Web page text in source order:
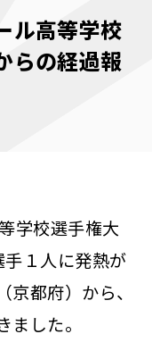
ル高等学校
らの経過報
学校選手権大
１人に発熱が
都府）から、
した。